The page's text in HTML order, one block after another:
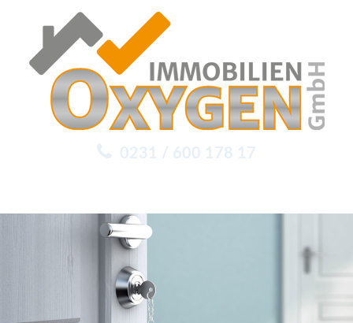
0231 / 600 178 17